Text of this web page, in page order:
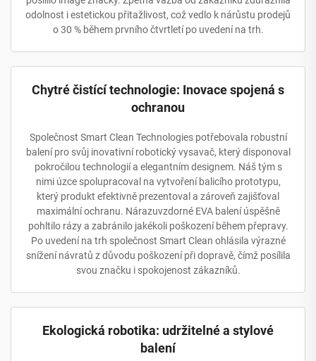
odolnost i estetickou přitažlivost, což vedlo k nárůstu prodejů
o 30 % během prvního čtvrtletí po uvedení na trh.
Chytré čistící technologie: Inovace spojená s
ochranou
Společnost Smart Clean Technologies potřebovala robustní
balení pro svůj inovativní robotický vysavač, který disponoval
pokročilou technologií a elegantním designem. Náš tým s
nimi úzce spolupracoval na vytvoření balicího prototypu,
který produkt efektivně prezentoval a zároveň zajišťoval
maximální ochranu. Nárazuvzdorné EVA balení úspěšně
pohltilo rázy a zabránilo jakékoli poškození během přepravy.
Po uvedení na trh společnost Smart Clean ohlásila výrazné
snížení návratů z důvodu poškození při dopravě, čímž posílila
svou značku i spokojenost zákazníků.
Ekologická robotika: udržitelné a stylové
balení